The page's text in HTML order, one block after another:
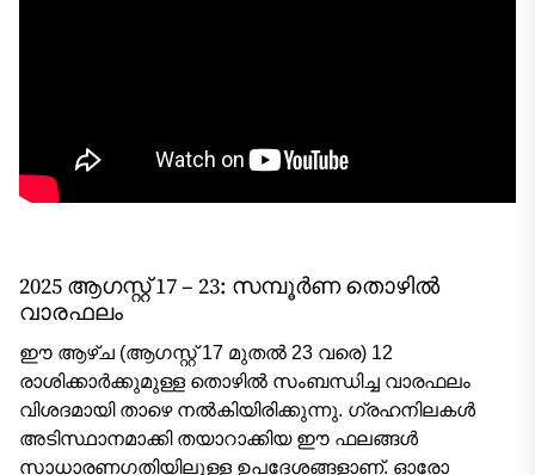
2025 ആഗസ്റ്റ് 17 – 23: സമ്പൂർണ തൊഴിൽ
വാരഫലം
ഈ ആഴ്ച (ആഗസ്റ്റ് 17 മുതൽ 23 വരെ) 12
രാശിക്കാർക്കുമുള്ള തൊഴിൽ സംബന്ധിച്ച വാരഫലം
വിശദമായി താഴെ നൽകിയിരിക്കുന്നു. ഗ്രഹനിലകൾ
അടിസ്ഥാനമാക്കി തയാറാക്കിയ ഈ ഫലങ്ങൾ
സാധാരണഗതിയിലുള്ള ഉപദേശങ്ങളാണ്. ഓരോ